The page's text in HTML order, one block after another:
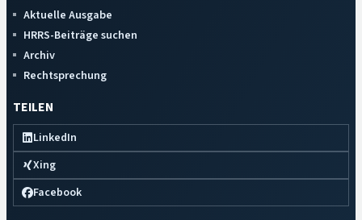
Aktuelle Ausgabe
HRRS-Beiträge suchen
Archiv
Rechtsprechung
TEILEN
LinkedIn
Xing
Facebook